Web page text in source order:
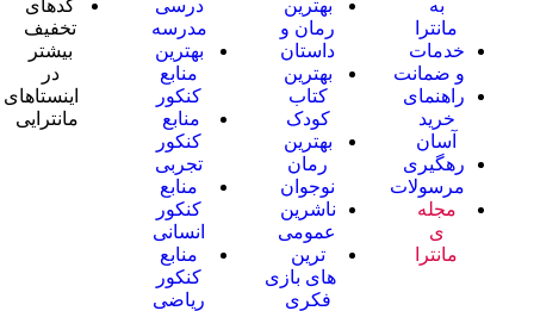
به
مانترا
خدمات
و ضمانت
راهنمای
خرید
آسان
رهگیری
مرسولات
مجله
ی
مانترا
بهترین
رمان و
داستان
بهترین
کتاب
کودک
بهترین
رمان
نوجوان
ناشرین
عمومی
ترین
های بازی
فکری
درسی
مدرسه
بهترین
منابع
کنکور
منابع
کنکور
تجربی
منابع
کنکور
انسانی
منابع
کنکور
ریاضی
کدهای
تخفیف
بیشتر
در
اینستاهای
مانترایی